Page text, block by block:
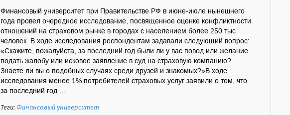
Финансовый университет при Правительстве РФ в июне-июле нынешнего
года провел очередное исследование, посвященное оценке конфликтности
отношений на страховом рынке в городах с населением более 250 тыс.
человек. В ходе исследования респондентам задавали следующий вопрос:
«Скажите, пожалуйста, за последний год были ли у вас повод или желание
подать жалобу или исковое заявление в суд на страховую компанию?
Знаете ли вы о подобных случаях среди друзей и знакомых?»В ходе
исследования менее 1% потребителей страховых услуг заявили о том, что
за последний год ...
Теги:Финансовый университет